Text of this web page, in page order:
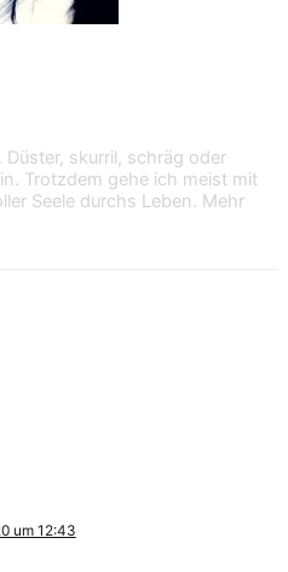
skurril, schräg oder
Trotzdem gehe ich meist mit
Seele durchs Leben. Mehr
um 12:43